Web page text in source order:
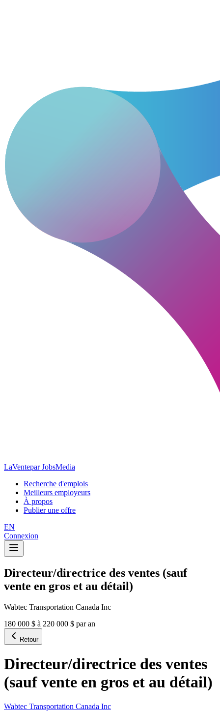
LaVentepar JobsMedia
Recherche d'emplois
Meilleurs employeurs
À propos
Publier une offre
EN
Connexion
Directeur/directrice des ventes (sauf
vente en gros et au détail)
Wabtec Transportation Canada Inc
180 000 $ à 220 000 $ par an
Retour
Directeur/directrice des ventes
(sauf vente en gros et au détail)
Wabtec Transportation Canada Inc